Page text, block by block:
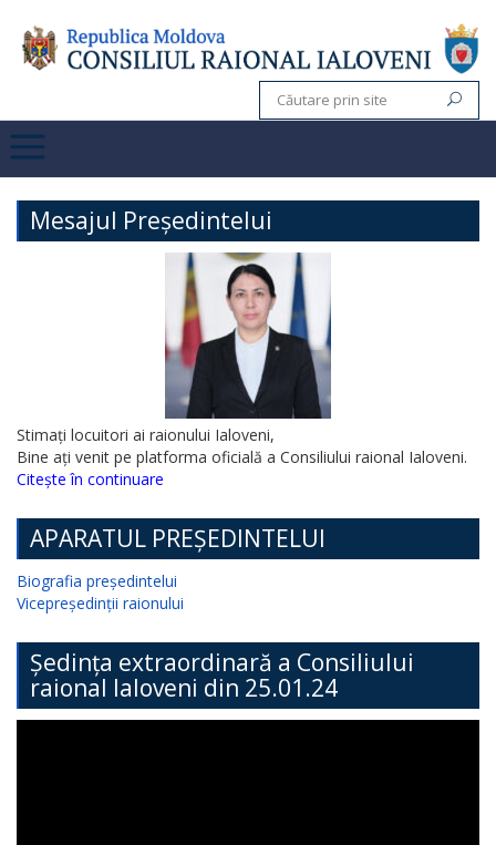
Mesajul Președintelui
Stimați locuitori ai raionului Ialoveni,
Bine ați venit pe platforma oficială a Consiliului raional Ialoveni.
Citește în continuare
APARATUL PREȘEDINTELUI
Biografia președintelui
Vicepreședinții raionului
Ședința extraordinară a Consiliului
raional Ialoveni din 25.01.24